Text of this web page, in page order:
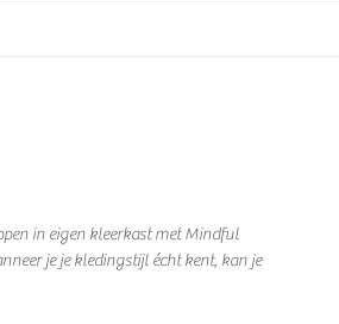
in eigen kleerkast met Mindful
je je kledingstijl écht kent, kan je